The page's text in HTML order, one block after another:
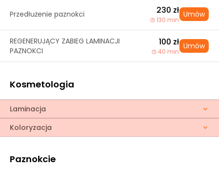
Przedłużenie paznokci 230 zł
130 min
Umów
REGENERUJĄCY ZABIEG LAMINACJI
PAZNOKCI
100 zł
40 min
Umów
Kosmetologia
Laminacja
Koloryzacja
Paznokcie